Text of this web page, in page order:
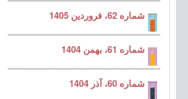
شماره 62، فروردین 1405
شماره 61، بهمن 1404
شماره 60، آذر 1404